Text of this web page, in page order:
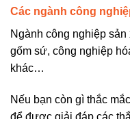
Các ngành công
Ngành công nghiệp
gốm sứ, công nghiệp
khác…
Nếu bạn còn gì thắc